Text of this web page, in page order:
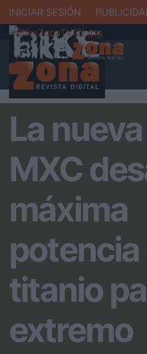
INICIAR SESIÓN
La
MXC
máxima
potencia
titanio
extremo